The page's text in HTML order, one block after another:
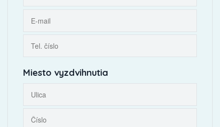
Miesto vyzdvihnutia